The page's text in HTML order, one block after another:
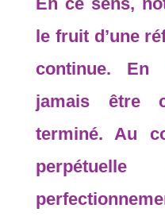
le fruit d’une
continue.
jamais être
terminé. Au